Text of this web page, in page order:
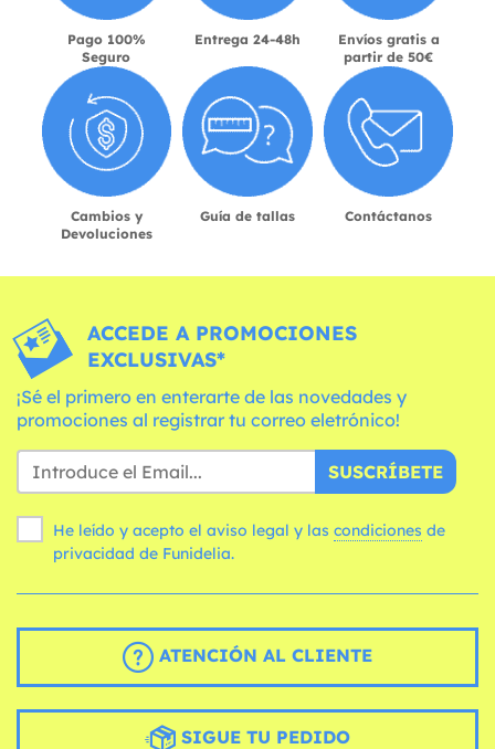
Pago 100%
Seguro
Entrega 24-48h
Envíos gratis a
partir de 50€
Cambios y
Devoluciones
Guía de tallas Contáctanos
ACCEDE A PROMOCIONES
EXCLUSIVAS*
¡Sé el primero en enterarte de las novedades y
promociones al registrar tu correo eletrónico!
SUSCRÍBETE
He leído y acepto el aviso legal y las condiciones
privacidad de Funidelia.
ATENCIÓN AL CLIENTE
SIGUE TU PEDIDO